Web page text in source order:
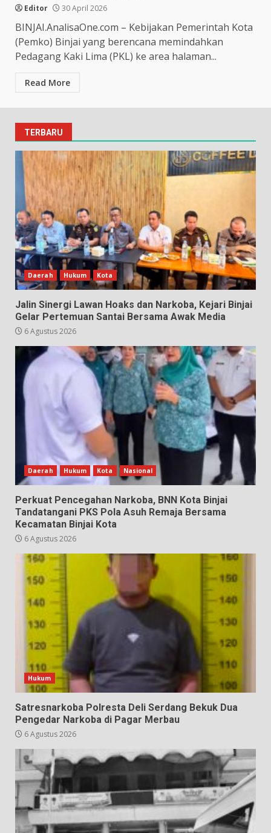
Editor 30 April 2026
BINJAI.AnalisaOne.com – Kebijakan Pemerintah Kota
(Pemko) Binjai yang berencana memindahkan
Pedagang Kaki Lima (PKL) ke area halaman...
Read More
TERBARU
Daerah Hukum Kota
Jalin Sinergi Lawan Hoaks dan Narkoba, Kejari Binjai
Gelar Pertemuan Santai Bersama Awak Media
6 Agustus 2026
Daerah Hukum Kota Nasional
Perkuat Pencegahan Narkoba, BNN Kota Binjai
Tandatangani PKS Pola Asuh Remaja Bersama
Kecamatan Binjai Kota
6 Agustus 2026
Hukum
Satresnarkoba Polresta Deli Serdang Bekuk Dua
Pengedar Narkoba di Pagar Merbau
6 Agustus 2026